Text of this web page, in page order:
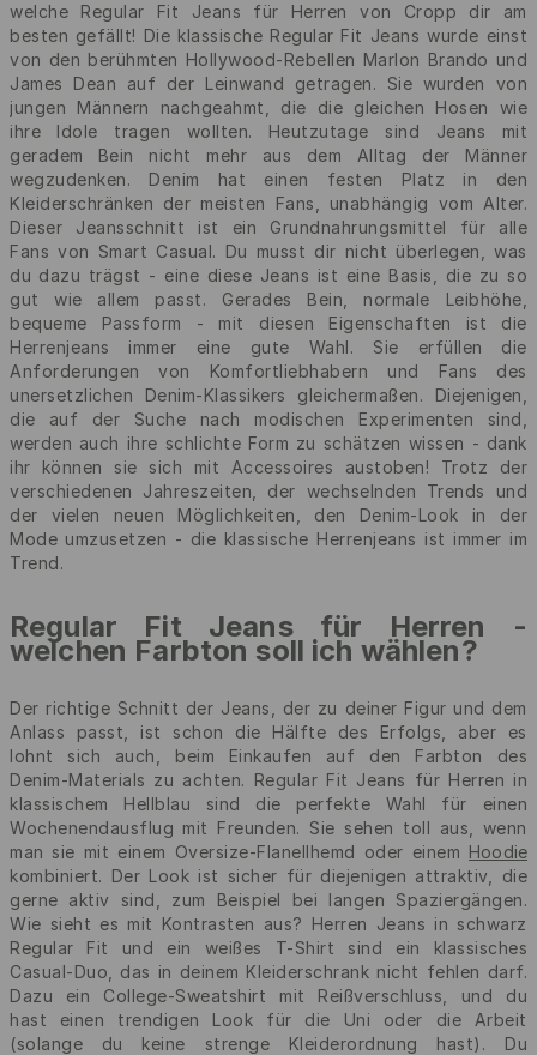
welche Regular Fit Jeans für Herren von Cropp dir am
besten gefällt! Die klassische Regular Fit Jeans wurde einst
von den berühmten Hollywood-Rebellen Marlon Brando und
James Dean auf der Leinwand getragen. Sie wurden von
jungen Männern nachgeahmt, die die gleichen Hosen wie
ihre Idole tragen wollten. Heutzutage sind Jeans mit
geradem Bein nicht mehr aus dem Alltag der Männer
wegzudenken. Denim hat einen festen Platz in den
Kleiderschränken der meisten Fans, unabhängig vom Alter.
Dieser Jeansschnitt ist ein Grundnahrungsmittel für alle
Fans von Smart Casual. Du musst dir nicht überlegen, was
du dazu trägst - eine diese Jeans ist eine Basis, die zu so
gut wie allem passt. Gerades Bein, normale Leibhöhe,
bequeme Passform - mit diesen Eigenschaften ist die
Herrenjeans immer eine gute Wahl. Sie erfüllen die
Anforderungen von Komfortliebhabern und Fans des
unersetzlichen Denim-Klassikers gleichermaßen. Diejenigen,
die auf der Suche nach modischen Experimenten sind,
werden auch ihre schlichte Form zu schätzen wissen - dank
ihr können sie sich mit Accessoires austoben! Trotz der
verschiedenen Jahreszeiten, der wechselnden Trends und
der vielen neuen Möglichkeiten, den Denim-Look in der
Mode umzusetzen - die klassische Herrenjeans ist immer im
Trend.
Regular Fit Jeans für Herren -
welchen Farbton soll ich wählen?
Der richtige Schnitt der Jeans, der zu deiner Figur und dem
Anlass passt, ist schon die Hälfte des Erfolgs, aber es
lohnt sich auch, beim Einkaufen auf den Farbton des
Denim-Materials zu achten. Regular Fit Jeans für Herren in
klassischem Hellblau sind die perfekte Wahl für einen
Wochenendausflug mit Freunden. Sie sehen toll aus, wenn
man sie mit einem Oversize-Flanellhemd oder einem Hoodie
kombiniert. Der Look ist sicher für diejenigen attraktiv, die
gerne aktiv sind, zum Beispiel bei langen Spaziergängen.
Wie sieht es mit Kontrasten aus? Herren Jeans in schwarz
Regular Fit und ein weißes T-Shirt sind ein klassisches
Casual-Duo, das in deinem Kleiderschrank nicht fehlen darf.
Dazu ein College-Sweatshirt mit Reißverschluss, und du
hast einen trendigen Look für die Uni oder die Arbeit
(solange du keine strenge Kleiderordnung hast). Du